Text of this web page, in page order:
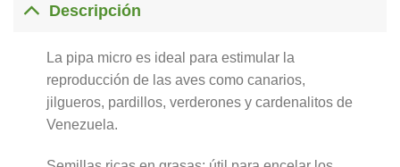
Descripción
La pipa micro es ideal para estimular la
reproducción de las aves como canarios,
jilgueros, pardillos, verderones y cardenalitos de
Venezuela.